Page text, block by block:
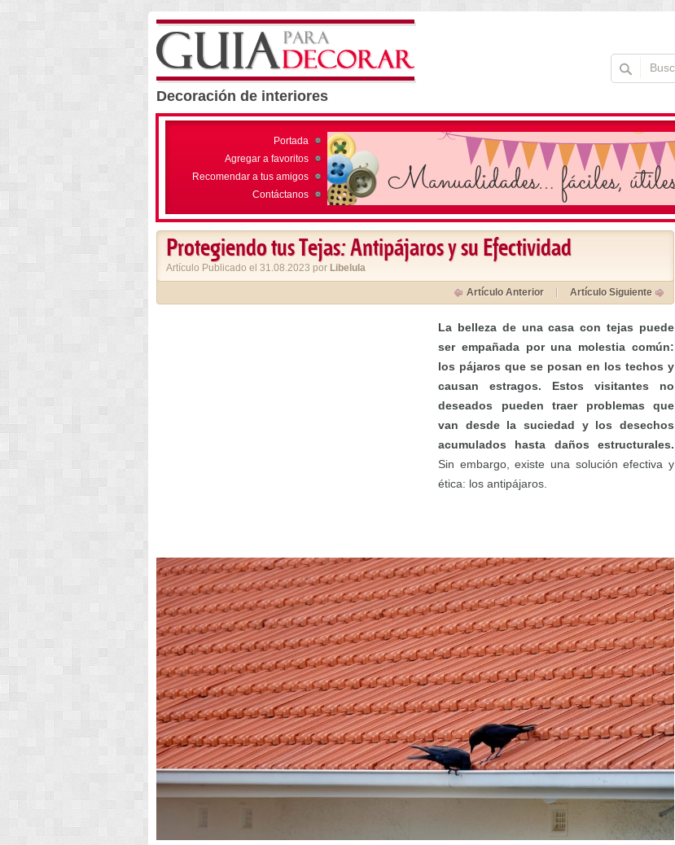
Decoración de interiores
Portada
Agregar a favoritos
Recomendar a tus amigos
Contáctanos
Protegiendo tus Tejas: Antipájaros y su Efectividad
Artículo Publicado el 31.08.2023 por Libelula
Artículo Anterior Artículo Siguiente
La belleza de una casa con tejas puede
ser empañada por una molestia común:
los pájaros que se posan en los techos y
causan estragos. Estos visitantes no
deseados pueden traer problemas que
van desde la suciedad y los desechos
acumulados hasta daños estructurales.
Sin embargo, existe una solución efectiva y
ética: los antipájaros.